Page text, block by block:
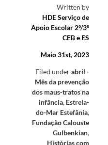
Written by
HDE Serviço de
Apoio Escolar 2º/3º
CEB e ES
Maio 31st, 2023
Filed underabril -
Mês da prevenção
dos maus-tratos na
infância, Estrela-
do-Mar Estefânia,
Fundação Calouste
Gulbenkian,
Histórias com